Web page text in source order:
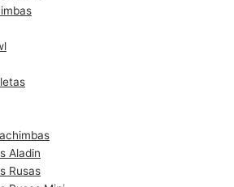
Aladin
Rusas